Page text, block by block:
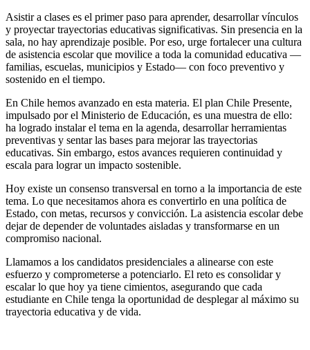
Asistir a clases es el primer paso para aprender, desarrollar vínculos
y proyectar trayectorias educativas significativas. Sin presencia en la
sala, no hay aprendizaje posible. Por eso, urge fortalecer una cultura
de asistencia escolar que movilice a toda la comunidad educativa —
familias, escuelas, municipios y Estado— con foco preventivo y
sostenido en el tiempo.
En Chile hemos avanzado en esta materia. El plan Chile Presente,
impulsado por el Ministerio de Educación, es una muestra de ello:
ha logrado instalar el tema en la agenda, desarrollar herramientas
preventivas y sentar las bases para mejorar las trayectorias
educativas. Sin embargo, estos avances requieren continuidad y
escala para lograr un impacto sostenible.
Hoy existe un consenso transversal en torno a la importancia de este
tema. Lo que necesitamos ahora es convertirlo en una política de
Estado, con metas, recursos y convicción. La asistencia escolar debe
dejar de depender de voluntades aisladas y transformarse en un
compromiso nacional.
Llamamos a los candidatos presidenciales a alinearse con este
esfuerzo y comprometerse a potenciarlo. El reto es consolidar y
escalar lo que hoy ya tiene cimientos, asegurando que cada
estudiante en Chile tenga la oportunidad de desplegar al máximo su
trayectoria educativa y de vida.